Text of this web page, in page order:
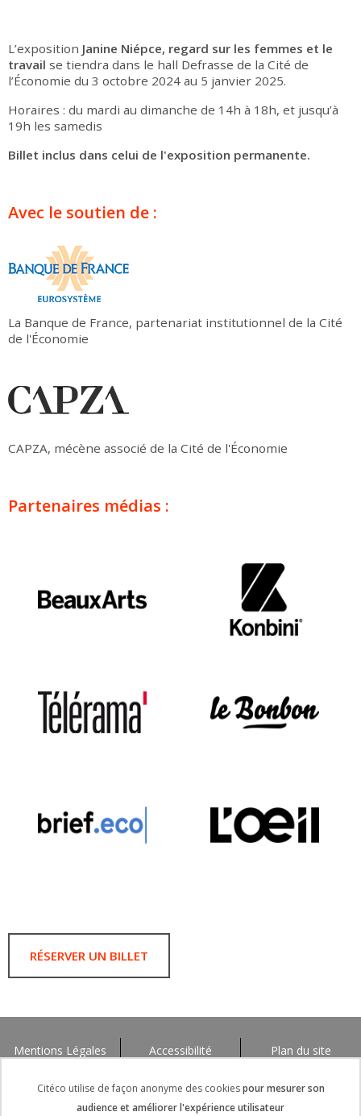
L’exposition Janine Niépce, regard sur les femmes et le
travail se tiendra dans le hall Defrasse de la Cité de
l’Économie du 3 octobre 2024 au 5 janvier 2025.
Horaires : du mardi au dimanche de 14h à 18h, et jusqu’à
19h les samedis
Billet inclus dans celui de l'exposition permanente.
Avec le soutien de :
La Banque de France, partenariat institutionnel de la Cité
de l'Économie
CAPZA, mécène associé de la Cité de l'Économie
Partenaires médias :
RÉSERVER UN BILLET
Mentions Légales Accessibilité Plan du site
Citéco utilise de façon anonyme des cookiespour mesurer son
audience et améliorer l'expérience utilisateur